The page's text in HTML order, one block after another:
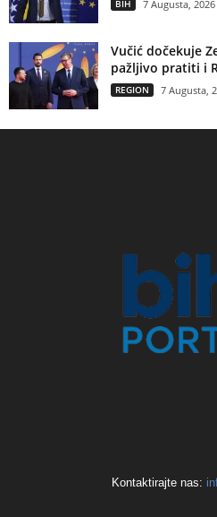
BIH 7 Augusta, 2026
Vučić dočekuje
pažljivo pratiti i
REGION 7 Augusta,
Kontaktirajte nas: